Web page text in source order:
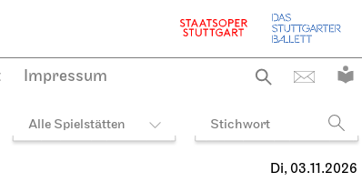
Impressum
Alle Spielstätten
19.10.2026
19:30